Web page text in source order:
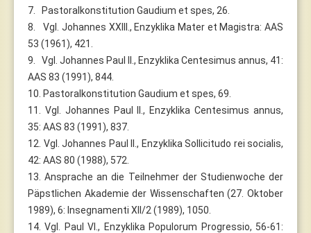
7. Pastoralkonstitution Gaudium et spes, 26.
8. Vgl. Johannes XXIII., Enzyklika Mater et Magistra: AAS
53 (1961), 421.
9. Vgl. Johannes Paul II., Enzyklika Centesimus annus, 41:
AAS 83 (1991), 844.
10. Pastoralkonstitution Gaudium et spes, 69.
11. Vgl. Johannes Paul II., Enzyklika Centesimus annus,
35: AAS 83 (1991), 837.
12. Vgl. Johannes Paul II., Enzyklika Sollicitudo rei socialis,
42: AAS 80 (1988), 572.
13. Ansprache an die Teilnehmer der Studienwoche der
Päpstlichen Akademie der Wissenschaften (27. Oktober
1989), 6: Insegnamenti XII/2 (1989), 1050.
14. Vgl. Paul VI., Enzyklika Populorum Progressio, 56-61: